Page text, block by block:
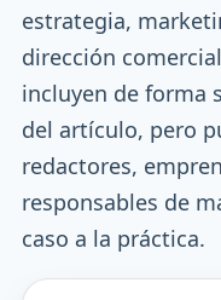
estrategia,
dirección
incluyen de forma
del artículo, pero
redactores,
responsables de
caso a la práctica.